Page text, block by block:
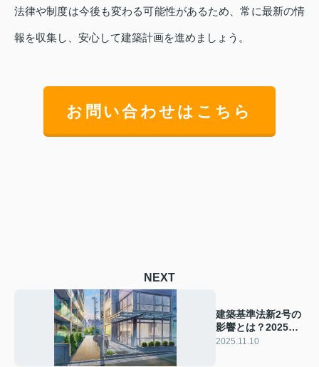
法律や制度は今後も変わる可能性があるため、常に最新の情
報を収集し、安心して建築計画を進めましょう。
お問い合わせはこちら
NEXT
建築基準法新2号の
影響とは？2025年
改正や新3号への対
2025.11.10